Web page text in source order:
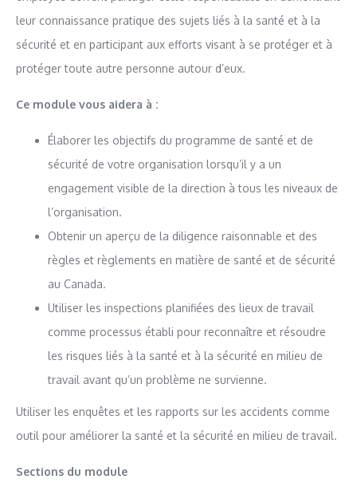
leur connaissance pratique des sujets liés à la santé et à la
sécurité et en participant aux efforts visant à se protéger et à
protéger toute autre personne autour d’eux.
Ce module vous aidera à :
Élaborer les objectifs du programme de santé et de
sécurité de votre organisation lorsqu’il y a un
engagement visible de la direction à tous les niveaux de
l’organisation.
Obtenir un aperçu de la diligence raisonnable et des
règles et règlements en matière de santé et de sécurité
au Canada.
Utiliser les inspections planifiées des lieux de travail
comme processus établi pour reconnaître et résoudre
les risques liés à la santé et à la sécurité en milieu de
travail avant qu’un problème ne survienne.
Utiliser les enquêtes et les rapports sur les accidents comme
outil pour améliorer la santé et la sécurité en milieu de travail.
Sections du module